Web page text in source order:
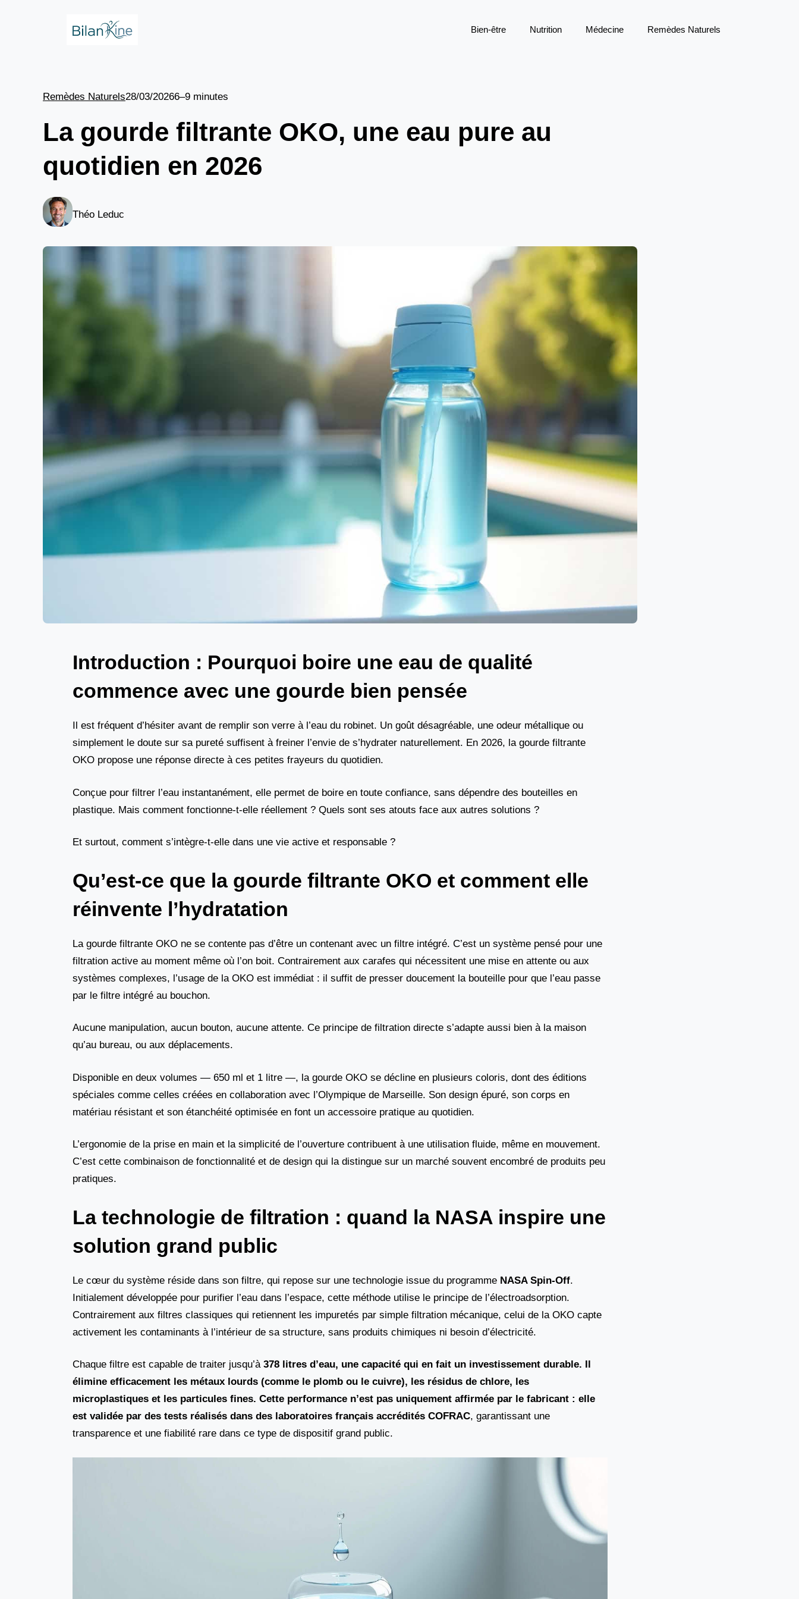
Bien-être Nutrition Médecine Remèdes Naturels
Remèdes Naturels28/03/20266–9 minutes
La gourde filtrante OKO, une eau pure au
quotidien en 2026
Théo Leduc
Introduction : Pourquoi boire une eau de qualité
commence avec une gourde bien pensée
Il est fréquent d’hésiter avant de remplir son verre à l’eau du robinet. Un goût désagréable, une odeur métallique ou
simplement le doute sur sa pureté suffisent à freiner l’envie de s’hydrater naturellement. En 2026, la gourde filtrante
OKO propose une réponse directe à ces petites frayeurs du quotidien.
Conçue pour filtrer l’eau instantanément, elle permet de boire en toute confiance, sans dépendre des bouteilles en
plastique. Mais comment fonctionne-t-elle réellement ? Quels sont ses atouts face aux autres solutions ?
Et surtout, comment s’intègre-t-elle dans une vie active et responsable ?
Qu’est-ce que la gourde filtrante OKO et comment elle
réinvente l’hydratation
La gourde filtrante OKO ne se contente pas d’être un contenant avec un filtre intégré. C’est un système pensé pour une
filtration active au moment même où l’on boit. Contrairement aux carafes qui nécessitent une mise en attente ou aux
systèmes complexes, l’usage de la OKO est immédiat : il suffit de presser doucement la bouteille pour que l’eau passe
par le filtre intégré au bouchon.
Aucune manipulation, aucun bouton, aucune attente. Ce principe de filtration directe s’adapte aussi bien à la maison
qu’au bureau, ou aux déplacements.
Disponible en deux volumes — 650 ml et 1 litre —, la gourde OKO se décline en plusieurs coloris, dont des éditions
spéciales comme celles créées en collaboration avec l’Olympique de Marseille. Son design épuré, son corps en
matériau résistant et son étanchéité optimisée en font un accessoire pratique au quotidien.
L’ergonomie de la prise en main et la simplicité de l’ouverture contribuent à une utilisation fluide, même en mouvement.
C’est cette combinaison de fonctionnalité et de design qui la distingue sur un marché souvent encombré de produits peu
pratiques.
La technologie de filtration : quand la NASA inspire une
solution grand public
Le cœur du système réside dans son filtre, qui repose sur une technologie issue du programme NASA Spin-Off.
Initialement développée pour purifier l’eau dans l’espace, cette méthode utilise le principe de l’électroadsorption.
Contrairement aux filtres classiques qui retiennent les impuretés par simple filtration mécanique, celui de la OKO capte
activement les contaminants à l’intérieur de sa structure, sans produits chimiques ni besoin d’électricité.
Chaque filtre est capable de traiter jusqu’à 378 litres d’eau, une capacité qui en fait un investissement durable. Il
élimine efficacement les métaux lourds (comme le plomb ou le cuivre), les résidus de chlore, les
microplastiques et les particules fines. Cette performance n’est pas uniquement affirmée par le fabricant : elle
est validée par des tests réalisés dans des laboratoires français accrédités COFRAC, garantissant une
transparence et une fiabilité rare dans ce type de dispositif grand public.